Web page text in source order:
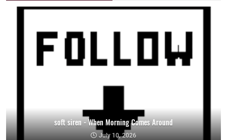
soft siren - When Morning Comes Around
July 10, 2026